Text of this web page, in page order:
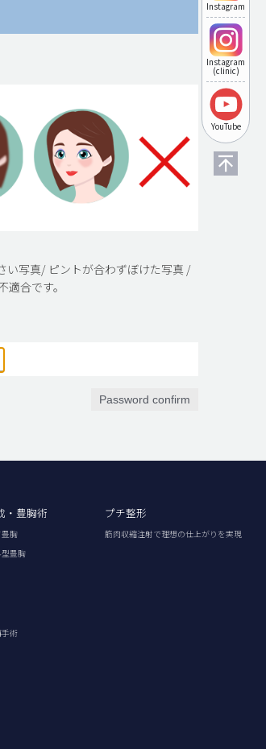
Instagram
Instagram
(clinic)
YouTube
い写真/ ピントが合わずぼけた写真 /
合です。
Password confirm
・豊胸術
胸
豊胸
術
プチ整形
筋肉収縮注射で理想の仕上がりを実現